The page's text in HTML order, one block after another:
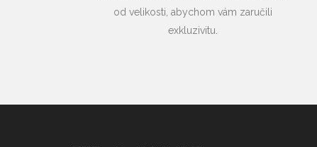
od velikosti, abychom vám zaručili
exkluzivitu.